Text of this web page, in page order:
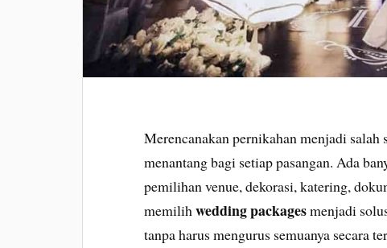
Merencanakan pernikahan menjadi
menantang bagi setiap pasangan. Ada
pemilihan venue, dekorasi, katering,
memilihwedding packagesmenjadi
tanpa harus mengurus semuanya secara